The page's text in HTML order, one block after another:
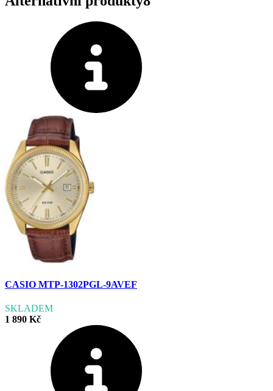
CASIO MTP-1302PGL-9AVEF
SKLADEM
1 890 Kč